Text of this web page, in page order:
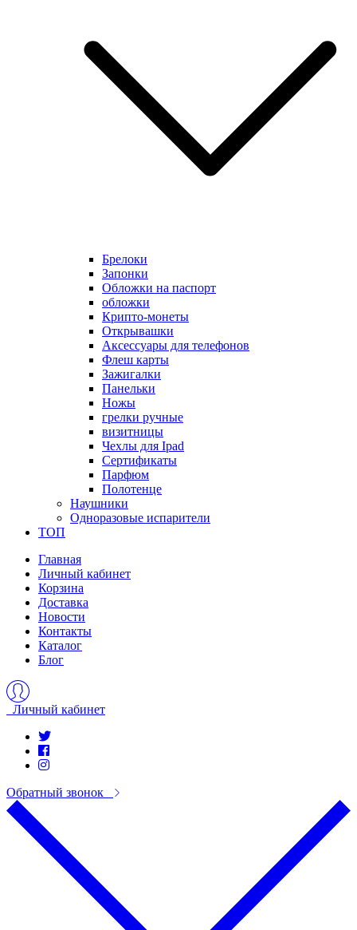
Брелоки
Запонки
Обложки на паспорт
обложки
Крипто-монеты
Открывашки
Аксессуары для телефонов
Флеш карты
Зажигалки
Панельки
Ножы
грелки ручные
визитницы
Чехлы для Ipad
Сертификаты
Парфюм
Полотенце
Наушники
Одноразовые испарители
ТОП
Главная
Личный кабинет
Корзина
Доставка
Новости
Контакты
Каталог
Блог
Личный кабинет
Обратный звонок